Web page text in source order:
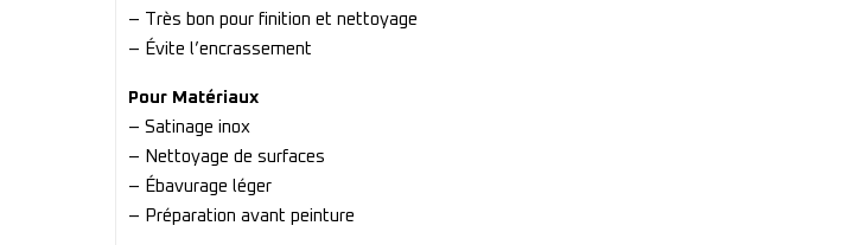
– Très bon pour finition et nettoyage
– Évite l’encrassement
Pour Matériaux
– Satinage inox
– Nettoyage de surfaces
– Ébavurage léger
– Préparation avant peinture